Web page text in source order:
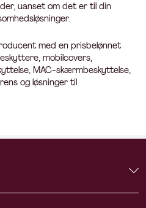
uanset om det er til din
med en prisbelønnet
mobilcovers,
MAC-skærmbeskyttelse,
og løsninger til